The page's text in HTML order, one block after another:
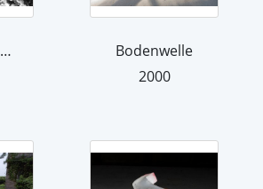
Welle über Land
Bodenwelle
2000